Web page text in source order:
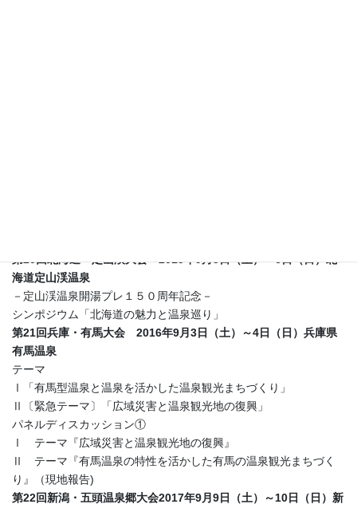
第20回北海道・定山渓大会 2015年9月5日（土）～6日（日）北
海道定山渓温泉
－定山渓温泉開湯プレ１５０周年記念－
シンポジウム「北海道の魅力と温泉巡り」
第21回兵庫・有馬大会 2016年9月3日（土）～4日（日）兵庫県
有馬温泉
テーマ
Ⅰ「有馬型温泉と温泉を活かした温泉観光まちづくり」
Ⅱ〔緊急テーマ〕「広域災害と温泉観光地の復興」
パネルディスカッション①
Ⅰ テーマ『広域災害と温泉観光地の復興』
Ⅱ テーマ『有馬温泉の特性を活かした有馬の温泉観光まちづく
り』（現地報告)
第22回新潟・五頭温泉郷大会2017年9月9日（土）～10日（日）新